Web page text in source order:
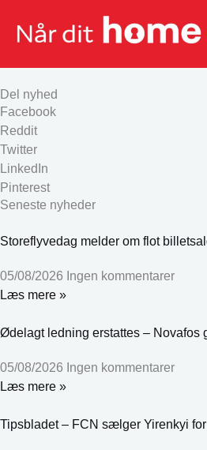
Del nyhed
Facebook
Reddit
Twitter
LinkedIn
Pinterest
Seneste nyheder
Storeflyvedag melder om flot
05/08/2026 Ingen kommentarer
Læs mere »
Ødelagt ledning erstattes – Novafos
05/08/2026 Ingen kommentarer
Læs mere »
Tipsbladet – FCN sælger Yirenkyi